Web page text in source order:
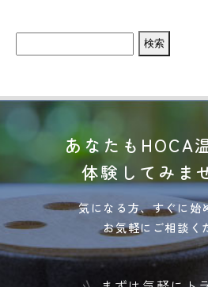
検
索:
あなたもHOCA
体験してみま
気になる方、すぐに始
お気軽にご相談く